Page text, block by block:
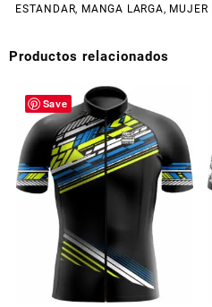
ESTANDAR, MANGA LARGA, MUJER
Productos relacionados
Save